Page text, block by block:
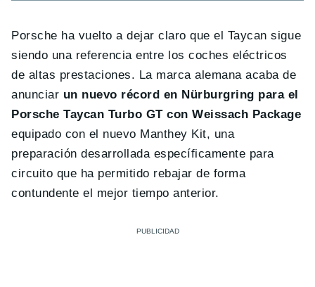
Porsche ha vuelto a dejar claro que el Taycan sigue
siendo una referencia entre los coches eléctricos
de altas prestaciones. La marca alemana acaba de
anunciar un nuevo récord en Nürburgring para el
Porsche Taycan Turbo GT con Weissach Package
equipado con el nuevo Manthey Kit, una
preparación desarrollada específicamente para
circuito que ha permitido rebajar de forma
contundente el mejor tiempo anterior.